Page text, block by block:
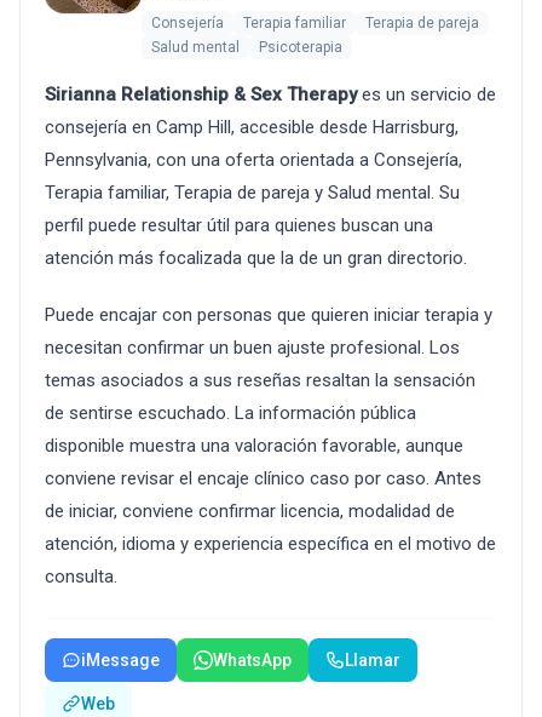
Consejería Terapia familiar
Terapia de pareja
Salud mental
Psicoterapia
Sirianna Relationship & Sex Therapyes un servicio de
consejería en Camp Hill, accesible desde Harrisburg,
Pennsylvania, con una oferta orientada a Consejería,
Terapia familiar, Terapia de pareja y Salud mental. Su
perfil puede resultar útil para quienes buscan una
atención más focalizada que la de un gran directorio.
Puede encajar con personas que quieren iniciar terapia y
necesitan confirmar un buen ajuste profesional. Los
temas asociados a sus reseñas resaltan la sensación
de sentirse escuchado. La información pública
disponible muestra una valoración favorable, aunque
conviene revisar el encaje clínico caso por caso. Antes
de iniciar, conviene confirmar licencia, modalidad de
atención, idioma y experiencia específica en el motivo de
consulta.
iMessage WhatsApp Llamar
Web